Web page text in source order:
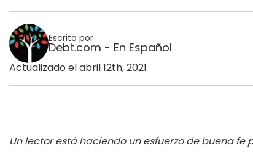
Escrito por
Debt.com - En Español
Actualizado el abril 12th, 2021
Un lector está haciendo un esfuerzo de buena